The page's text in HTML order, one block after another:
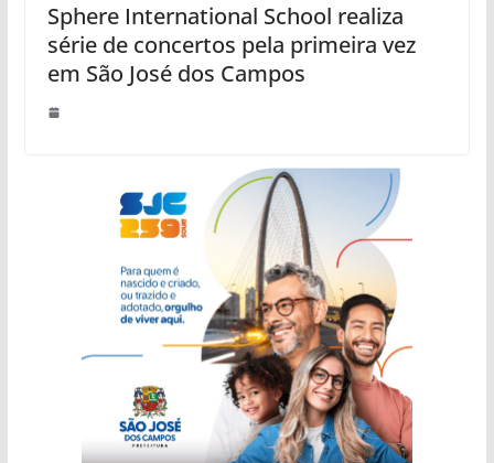
Sphere International School realiza
série de concertos pela primeira vez
em São José dos Campos